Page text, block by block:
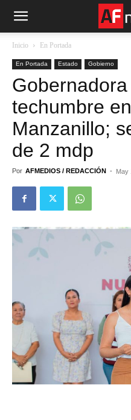
Inicio En Portada
En Portada Estado Gobierno
techumbre
Manzanillo;
de 2 mdp
Por AFMEDIOS / REDACCIÓN - May